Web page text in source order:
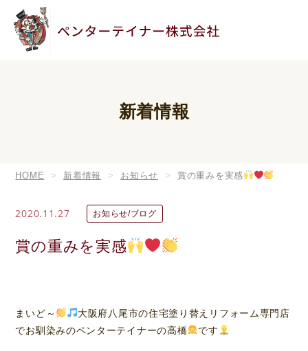
新着情報
HOME 新着情報 お知らせ 賞の重みを実感
2020.11.27 お知らせ/ブログ
賞の重みを実感
まいど～
大阪府八尾市の住宅塗り替えリフォーム専門店
でお馴染みのペンターテイナーの高橋
です